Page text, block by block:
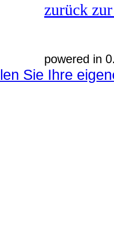
zurück
powered in
Sie Ihre